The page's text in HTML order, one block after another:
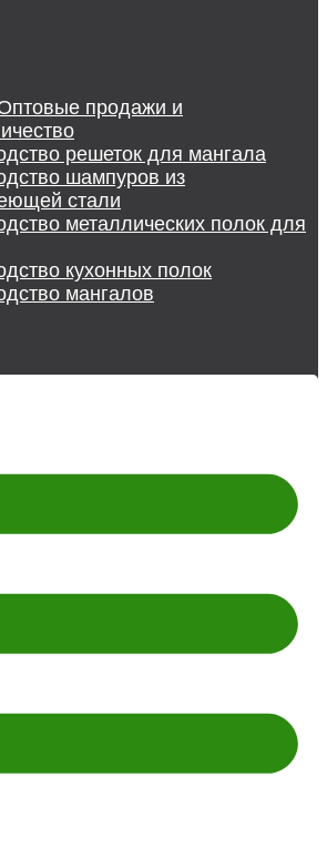
продажи и
решеток для мангала
шампуров из
стали
металлических полок для
кухонных полок
мангалов